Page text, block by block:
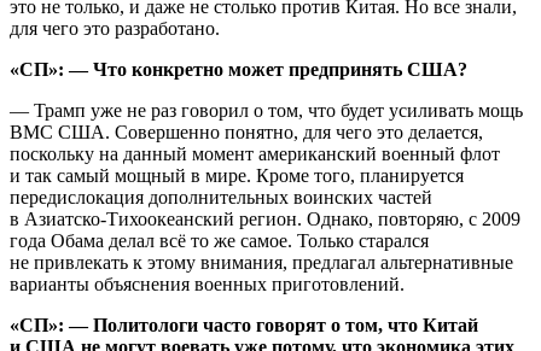
это не только, и даже не столько против Китая. Но все знали,
для чего это разработано.
«СП»: — Что конкретно может предпринять США?
— Трамп уже не раз говорил о том, что будет усиливать мощь
ВМС США. Совершенно понятно, для чего это делается,
поскольку на данный момент американский военный флот
и так самый мощный в мире. Кроме того, планируется
передислокация дополнительных воинских частей
в Азиатско-Тихоокеанский регион. Однако, повторяю, с 2009
года Обама делал всё то же самое. Только старался
не привлекать к этому внимания, предлагал альтернативные
варианты объяснения военных приготовлений.
«СП»: — Политологи часто говорят о том, что Китай
и США не могут воевать уже потому, что экономика этих